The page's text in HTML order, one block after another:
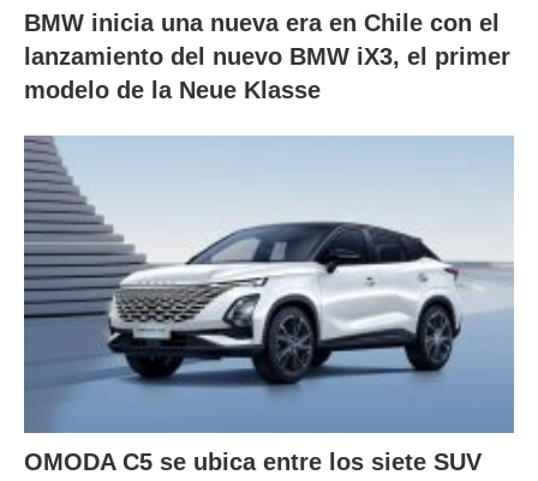
BMW inicia una nueva era en Chile con el
lanzamiento del nuevo BMW iX3, el primer
modelo de la Neue Klasse
OMODA C5 se ubica entre los siete SUV